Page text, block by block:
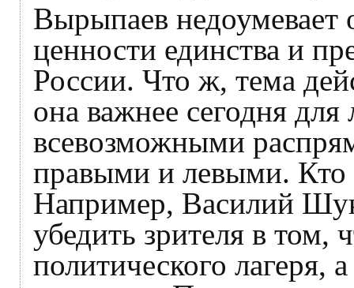
Вырыпаев
ценности единства и
России. Что ж, тема
она важнее сегодня
всевозможными
правыми и левыми. Кто
Например, Василий
убедить зрителя в том,
политического лагеря,